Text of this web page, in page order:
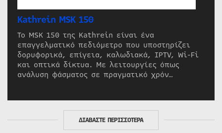
Kathrein MSK 150
Το MSK 150 της Kathrein είναι ένα
επαγγελματικό πεδιόμετρο που υποστηρίζει
δορυφορικά, επίγεια, καλωδιακά, IPTV, Wi-Fi
και οπτικά δίκτυα. Με λειτουργίες όπως
ανάλυση φάσματος σε πραγματικό χρόν…
ΔΙΑΒΑΣΤΕ ΠΕΡΙΣΣΟΤΕΡΑ